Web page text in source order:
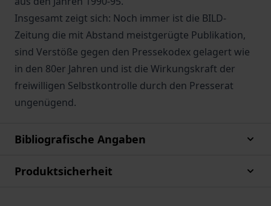
Insgesamt zeigt sich: Noch immer ist die BILD-
Zeitung die mit Abstand meistgerügte Publikation,
sind Verstöße gegen den Pressekodex gelagert wie
in den 80er Jahren und ist die Wirkungskraft der
freiwilligen Selbstkontrolle durch den Presserat
ungenügend.
Bibliografische Angaben
Produktsicherheit